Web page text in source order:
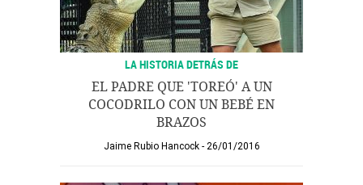
LA HISTORIA DETRÁS DE
EL PADRE QUE 'TOREÓ' A UN
COCODRILO CON UN BEBÉ EN
BRAZOS
Jaime Rubio Hancock 26/01/2016